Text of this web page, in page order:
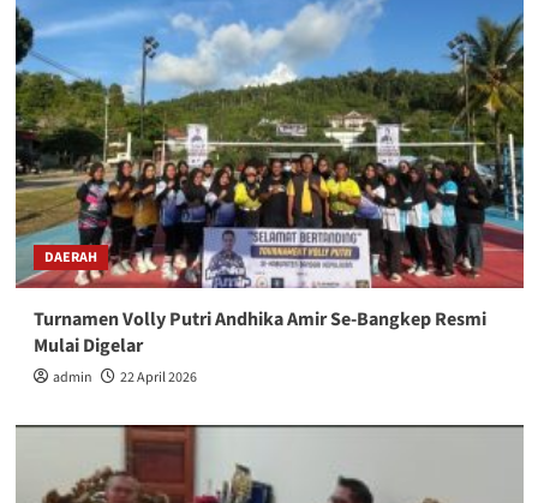
DAERAH
Turnamen Volly Putri Andhika Amir Se-Bangkep Resmi
Mulai Digelar
admin 22 April 2026